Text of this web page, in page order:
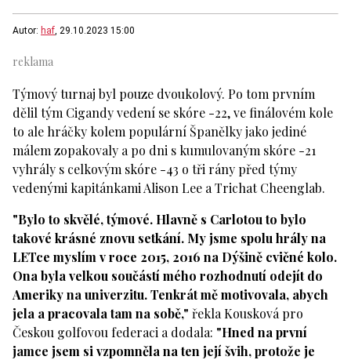
Autor: haf , 29.10.2023 15:00
Týmový turnaj byl pouze dvoukolový. Po tom prvním
dělil tým Cigandy vedení se skóre -22, ve finálovém kole
to ale hráčky kolem populární Španělky jako jediné
málem zopakovaly a po dni s kumulovaným skóre -21
vyhrály s celkovým skóre -43 o tři rány před týmy
vedenými kapitánkami Alison Lee a Trichat Cheenglab.
"Bylo to skvělé, týmové. Hlavně s Carlotou to bylo
takové krásné znovu setkání. My jsme spolu hrály na
LETce myslím v roce 2015, 2016 na Dýšině cvičné kolo.
Ona byla velkou součástí mého rozhodnutí odejít do
Ameriky na univerzitu. Tenkrát mě motivovala, abych
jela a pracovala tam na sobě," řekla Kousková pro
Českou golfovou federaci a dodala: "Hned na první
jamce jsem si vzpomněla na ten její švih, protože je